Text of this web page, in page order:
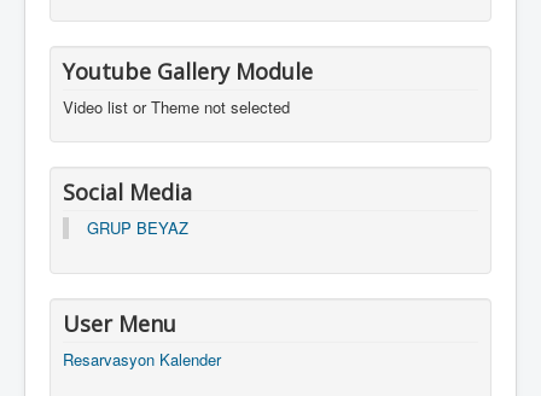
Youtube Gallery Module
Video list or Theme not selected
Social Media
GRUP BEYAZ
User Menu
Resarvasyon Kalender